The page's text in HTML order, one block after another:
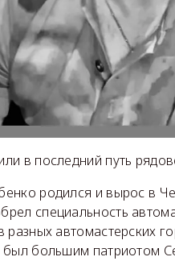
в последний путь
родился и вырос в
специальность
разных автомастерских
большим патриотом